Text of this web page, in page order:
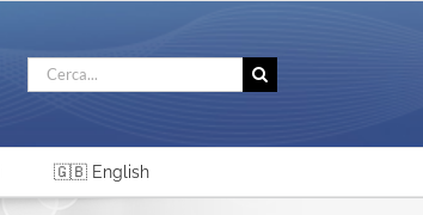
Cerca
per:
🇬🇧 English